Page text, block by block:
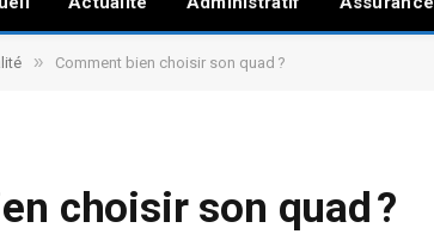
» Comment bien choisir son quad ?
choisir son quad ?